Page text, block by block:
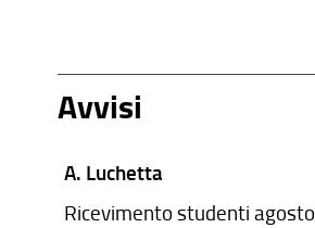
Avvisi
A. Luchetta
Ricevimento studenti agosto